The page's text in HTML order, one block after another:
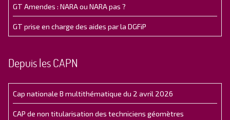
GT Amendes : NARA ou NARA pas ?
GT prise en charge des aides par la DGFiP
Depuis les CAPN
Cap nationale B multithématique du 2 avril 2026
CAP de non titularisation des techniciens géomètres